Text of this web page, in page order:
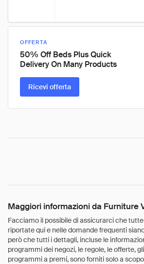
OFFERTA
50% Off Beds Plus Quick
Delivery On Many Products
Ricevi offerta
Maggiori informazioni da Furniture
Facciamo il possibile di assicurarci che
riportate qui e nelle domande frequenti
però che tutti i dettagli, incluse le
programmi dei negozi, le regole, le offerte,
programmi a premi, sono forniti solo a